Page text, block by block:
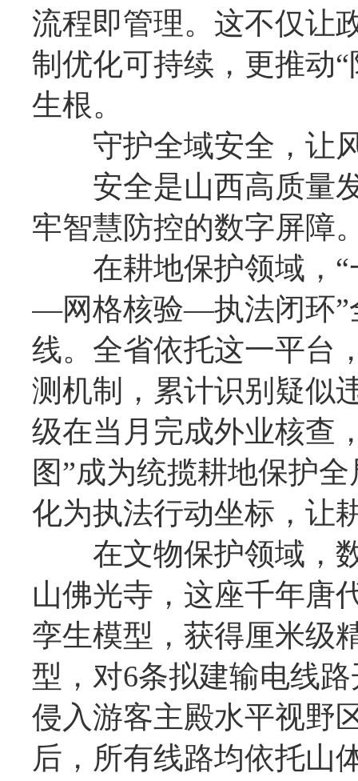
流程即管理。这不仅让
制优化可持续，更推动
生根。
守护全域安全，让风
安全是山西高质量发
牢智慧防控的数字屏障
在耕地保护领域，“
—网格核验—执法闭环”
线。全省依托这一平台
测机制，累计识别疑似
级在当月完成外业核查
图”成为统揽耕地保护
化为执法行动坐标，让
在文物保护领域，数
山佛光寺，这座千年唐
孪生模型，获得厘米级
型，对6条拟建输电线
侵入游客主殿水平视野
后，所有线路均依托山